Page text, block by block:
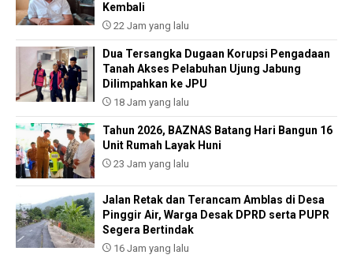
Kembali
22 Jam yang lalu
Dua Tersangka Dugaan Korupsi Pengadaan
Tanah Akses Pelabuhan Ujung Jabung
Dilimpahkan ke JPU
18 Jam yang lalu
Tahun 2026, BAZNAS Batang Hari Bangun 16
Unit Rumah Layak Huni
23 Jam yang lalu
Jalan Retak dan Terancam Amblas di Desa
Pinggir Air, Warga Desak DPRD serta PUPR
Segera Bertindak
16 Jam yang lalu